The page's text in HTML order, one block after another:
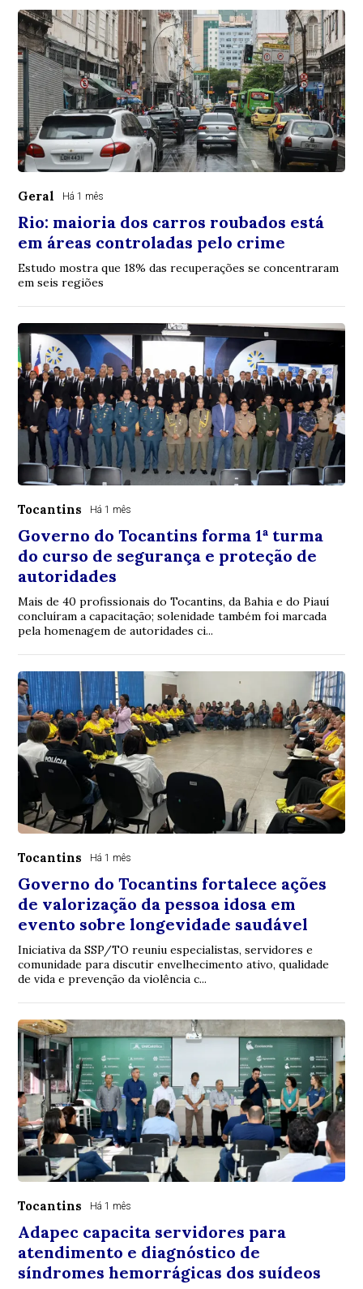
Geral Há 1 mês
Rio: maioria dos carros roubados está
em áreas controladas pelo crime
Estudo mostra que 18% das recuperações se concentraram
em seis regiões
Tocantins Há 1 mês
Governo do Tocantins forma 1ª turma
do curso de segurança e proteção de
autoridades
Mais de 40 profissionais do Tocantins, da Bahia e do Piauí
concluíram a capacitação; solenidade também foi marcada
pela homenagem de autoridades ci...
Tocantins Há 1 mês
Governo do Tocantins fortalece ações
de valorização da pessoa idosa em
evento sobre longevidade saudável
Iniciativa da SSP/TO reuniu especialistas, servidores e
comunidade para discutir envelhecimento ativo, qualidade
de vida e prevenção da violência c...
Tocantins Há 1 mês
Adapec capacita servidores para
atendimento e diagnóstico de
síndromes hemorrágicas dos suídeos